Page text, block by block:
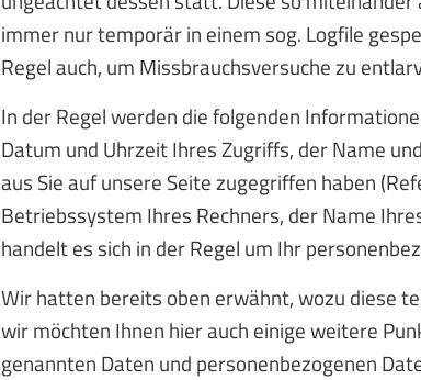
immer nur temporär in einem sog. Logfile
Regel auch, um Missbrauchsversuche zu
In der Regel werden die folgenden
Datum und Uhrzeit Ihres Zugriffs, der Name
aus Sie auf unsere Seite zugegriffen haben
Betriebssystem Ihres Rechners, der Name
handelt es sich in der Regel um Ihr
Wir hatten bereits oben erwähnt, wozu diese
wir möchten Ihnen hier auch einige weitere
genannten Daten und personenbezogenen